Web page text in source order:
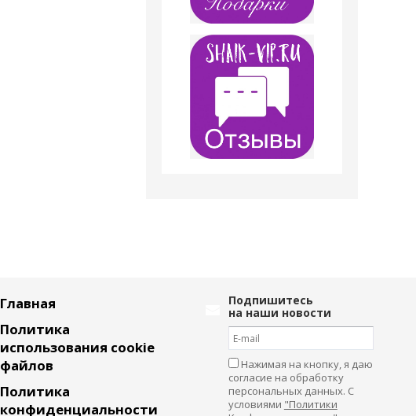
Главная
Политика
использования cookie
файлов
Политика
конфиденциальности
Подпишитесь
на наши новости
Нажимая на кнопку, я даю
согласие на обработку
персональных данных. С
условиями "Политики